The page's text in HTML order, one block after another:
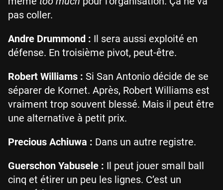
pas coller.
Andre Drummond : Il sera aussi exploité en
défense. En troisième pivot, peut-être.
Robert Williams : Si San Antonio décide de se
séparer de Kornet. Après, Robert Williams est
vraiment trop souvent blessé. Mais il peut être
une alternative à petit prix.
Precious Achiuwa : Dans un autre registre.
Guerschon Yabusele : Il peut jouer small ball
cinq et étirer un peu les lignes. C’est un